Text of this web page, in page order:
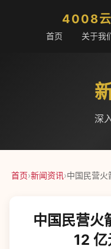
4008云
首页 关于我
深
首页›新闻资讯›中国民营火
中国民营火
12